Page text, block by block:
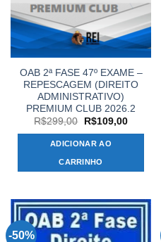
OAB 2ª FASE 47º EXAME –
REPESCAGEM (DIREITO
ADMINISTRATIVO)
PREMIUM CLUB 2026.2
R$299,00
O
original
era:
R$299,00.
R$109,00O
ADICIONAR AO
CARRINHO
-50%